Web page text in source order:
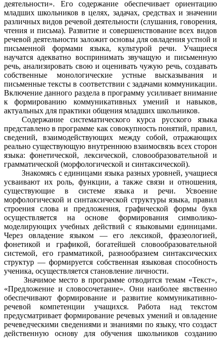
деятельности». Его содержание обеспечивает ориентацию
младших школьников в целях, задачах, средствах и значении
различных видов речевой деятельности (слушания, говорения,
чтения и письма). Развитие и совершенствование всех видов
речевой деятельности заложит основы для овладения устной и
письменной формами языка, культурой речи. Учащиеся
научатся адекватно воспринимать звучащую и письменную
речь, анализировать свою и оценивать чужую речь, создавать
собственные монологические устные высказывания и
письменные тексты в соответствии с задачами коммуникации.
Включение данного раздела в программу усиливает внимание
к формированию коммуникативных умений и навыков,
актуальных для практики общения младших школьников.
Содержание систематического курса русского языка
представлено в программе как совокупность понятий, правил,
сведений, взаимодействующих между собой, отражающих
реально существующую внутреннюю взаимосвязь всех сторон
языка: фонетической, лексической, словообразовательной и
грамматической (морфологической и синтаксической).
Знакомясь с единицами языка разных уровней, учащиеся
усваивают их роль, функции, а также связи и отношения,
существующие в системе языка и речи. Усвоение
морфологической и синтаксической структуры языка, правил
строения слова и предложения, графической формы букв
осуществляется на основе формирования символико-
моделирующих учебных действий с языковыми единицами.
Через овладение языком — его лексикой, фразеологией,
фонетикой и графикой, богатейшей словообразовательной
системой, его грамматикой, разнообразием синтаксических
структур — формируется собственная языковая способность
ученика, осуществляется становление личности.
Значимое место в программе отводится темам «Текст»,
«Предложение и словосочетание». Они наиболее явственно
обеспечивают формирование и развитие коммуникативно-
речевой компетенции учащихся. Работа над текстом
предусматривает формирование речевых умений и овладение
речеведческими сведениями и знаниями по языку, что создаст
действенную основу для обучения школьников созданию